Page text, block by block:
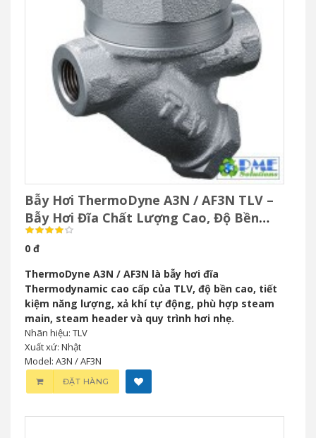
Bẫy Hơi ThermoDyne A3N / AF3N TLV –
Bẫy Hơi Đĩa Chất Lượng Cao, Độ Bền
Vượt Trội
0 đ
ThermoDyne A3N / AF3N là bẫy hơi đĩa
Thermodynamic cao cấp của TLV, độ bền cao, tiết
kiệm năng lượng, xả khí tự động, phù hợp steam
main, steam header và quy trình hơi nhẹ.
Nhãn hiệu: TLV
Xuất xứ: Nhật
Model: A3N / AF3N
ĐẶT HÀNG